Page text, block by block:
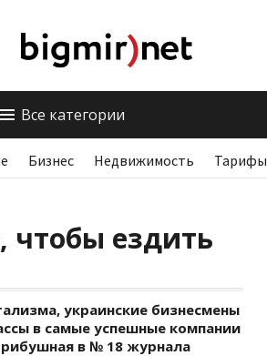
Все категории
Бизнес Недвижимость Тарифы
чтобы ездить
украинские бизнесмены
в самые успешные компании
в № 18 журнала